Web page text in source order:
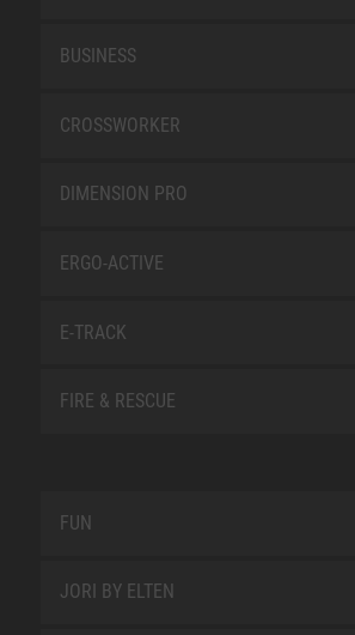
BUSINESS
CROSSWORKER
DIMENSION PRO
ERGO-ACTIVE
E-TRACK
FIRE & RESCUE
FUN
JORI BY ELTEN